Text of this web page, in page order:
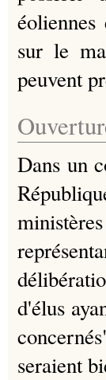
sur le
peuvent
Dans un
d'élus
seraient